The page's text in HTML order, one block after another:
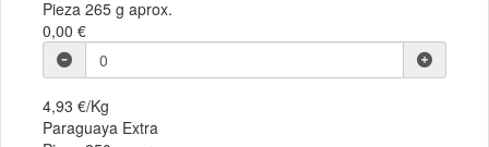
Pieza 265 g aprox.
0,00 €
4,93 €/Kg
Paraguaya Extra